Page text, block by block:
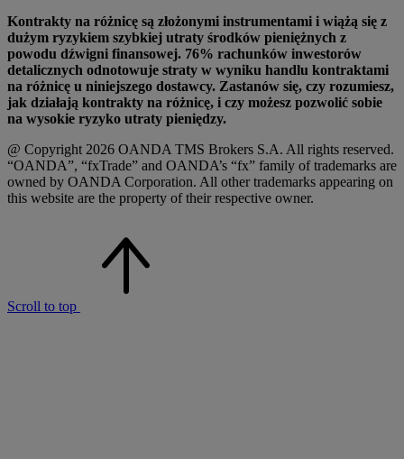
Kontrakty na różnicę są złożonymi instrumentami i wiążą się z
dużym ryzykiem szybkiej utraty środków pieniężnych z
powodu dźwigni finansowej. 76% rachunków inwestorów
detalicznych odnotowuje straty w wyniku handlu kontraktami
na różnicę u niniejszego dostawcy. Zastanów się, czy rozumiesz,
jak działają kontrakty na różnicę, i czy możesz pozwolić sobie
na wysokie ryzyko utraty pieniędzy.
@ Copyright 2026 OANDA TMS Brokers S.A. All rights reserved.
“OANDA”, “fxTrade” and OANDA’s “fx” family of trademarks are
owned by OANDA Corporation. All other trademarks appearing on
this website are the property of their respective owner.
Scroll to top